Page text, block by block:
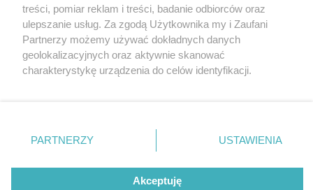
Nie zapomnij
zapoznać się z:
polityką prywatności regulamin korzystania z portali
Twojemiasto
Piekary Śląskie
Chorzów
Tarnowskie Góry
Gliwice
Skontakuj sięz nami
Kontakt
Wydawca
Redakcja
treści, pomiar reklam i treści, badanie odbiorców oraz
ulepszanie usług. Za zgodą Użytkownika my i Zaufani
Partnerzy możemy używać dokładnych danych
geolokalizacyjnych oraz aktywnie skanować
charakterystykę urządzenia do celów identyfikacji.
zmienić/wycofać klikając przycisk ustawień prywatności
znajdujący się w lewym dolnym rogu strony
rodzaje przetwarzania danych nie wymagają zgody
użytkownika, ale masz prawo sprzeciwić się takiemu
PARTNERZY USTAWIENIA
Akceptuję